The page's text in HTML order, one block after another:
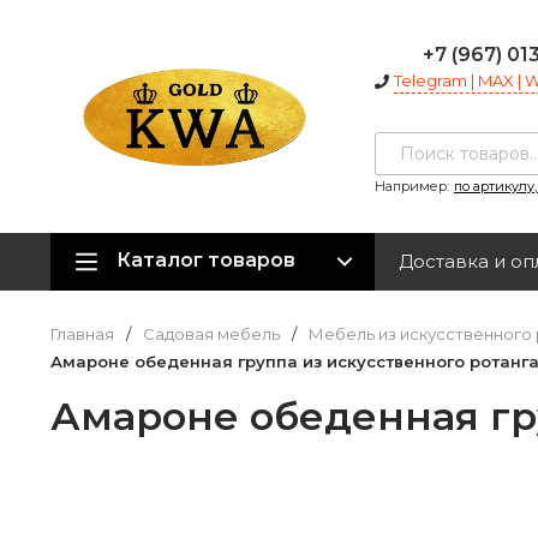
+7 (967)
Telegram | MAX |
Например: по
Каталог товаров Доставка и
Главная / Садовая мебель /
Мебель из искусственного
Амароне обеденная группа из искусственного ротанга
Амароне обеденная